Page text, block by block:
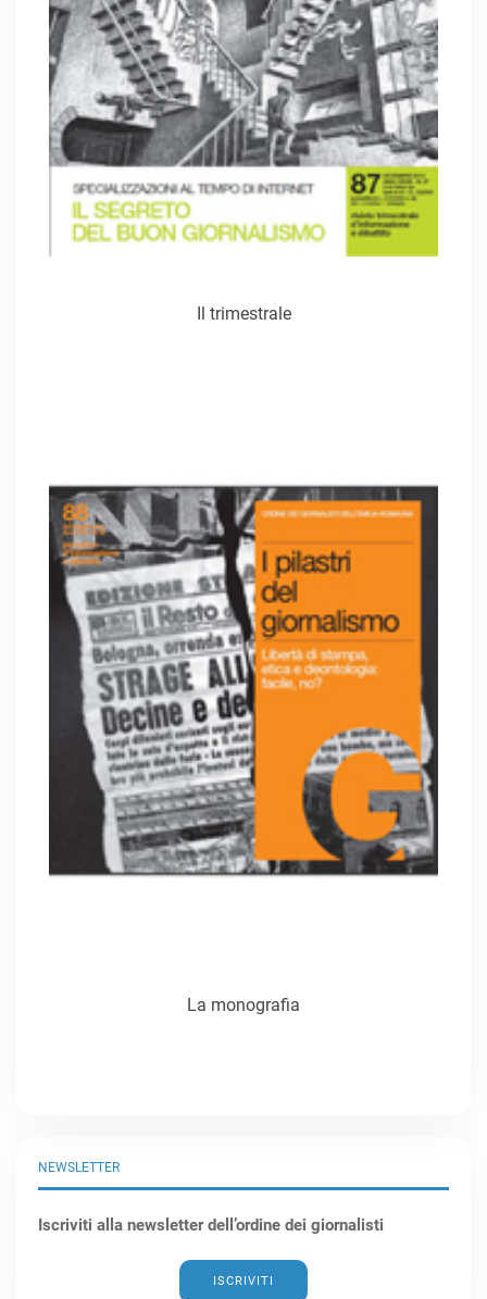
NEWSLETTER
Iscriviti alla newsletter dell’ordine dei giornalisti
ISCRIVITI
Il trimestrale
La monografia